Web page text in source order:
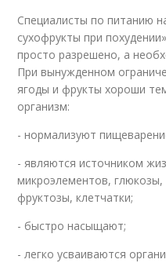
Специалисты по питанию
сухофрукты при
просто разрешено, а
При вынужденном
ягоды и фрукты хороши
организм:
- нормализуют
- являются источником
микроэлементов, глюкозы,
фруктозы, клетчатки;
- быстро насыщают;
- легко усваиваются